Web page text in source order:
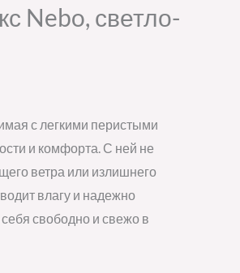
Nebo, светло-
с легкими перистыми
и комфорта. С ней не
ветра или излишнего
влагу и надежно
свободно и свежо в